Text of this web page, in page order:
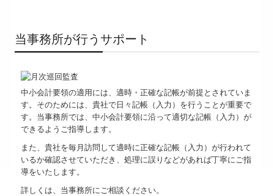
当事務所が行うサポート
中小会計要領の適用には、適時・正確な記帳が前提とされていま
す。そのためには、貴社で日々記帳（入力）を行うことが重要で
す。当事務所では、中小会計要領に沿って適切な記帳（入力）が
できるようご指導します。
また、貴社を毎月訪問して適時に正確な記帳（入力）が行われて
いるか確認させていただき、処理に誤りなどがあれば丁寧にご指
導をいたします。
詳しくは、当事務所にご相談ください。